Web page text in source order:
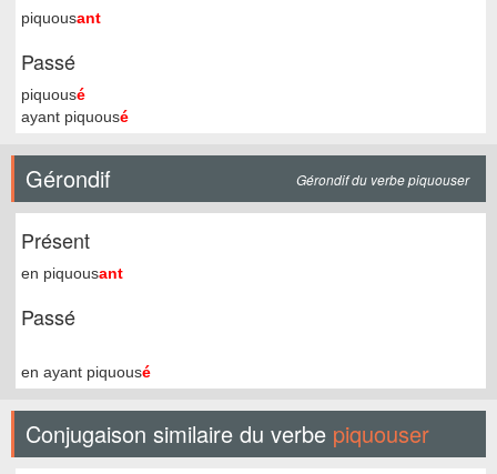
piquousant
Passé
piquousé
ayant piquousé
Gérondif Gérondif du verbe piquouser
Présent
en piquousant
Passé
en ayant piquousé
Conjugaison similaire du verbe piquouser